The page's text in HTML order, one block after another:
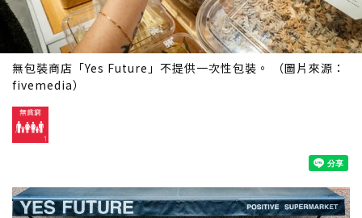
無包裝商店「Yes Future」不提供一次性包裝。 （圖片來源：
fivemedia）